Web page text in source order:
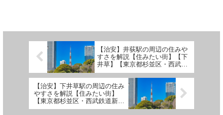
【治安】井荻駅の周辺の住みや
すさを解説【住みたい街】【下
井草】【東京都杉並区・西武鉄
道新宿線】
【治安】下井草駅の周辺の住み
やすさを解説【住みたい街】
【東京都杉並区・西武鉄道新宿
線】